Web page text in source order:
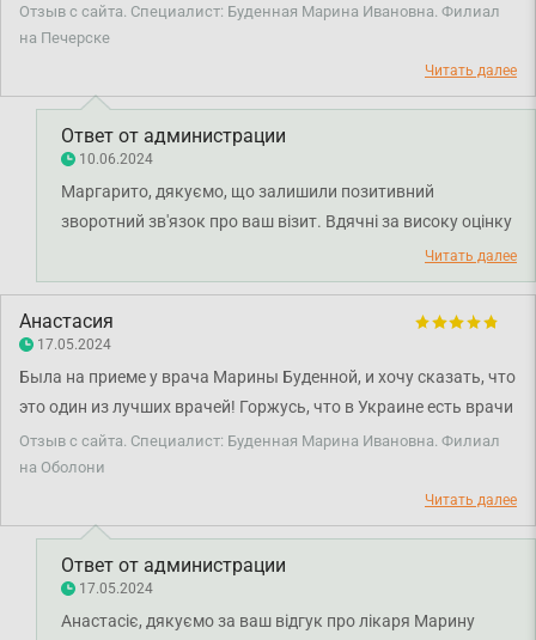
сработали. Клиника тоже ок, проблем не было.
Отзыв с сайта. Специалист: Буденная Марина Ивановна. Филиал
на Печерске
Читать далее
Ответ от администрации
10.06.2024
Маргарито, дякуємо, що залишили позитивний
зворотний зв'язок про ваш візит. Вдячні за високу оцінку
роботи лікаря Будьонної Марини Іванівни. Бажаємо
міцного здоров'я!
Читать далее
Анастасия
17.05.2024
Была на приеме у врача Марины Буденной, и хочу сказать, что
это один из лучших врачей! Горжусь, что в Украине есть врачи
столь высокого уровня и квалификации! Прием прошел очень
хорошо) Врач очень внимательна к пациентам🤗
Отзыв с сайта. Специалист: Буденная Марина Ивановна. Филиал
на Оболони
Читать далее
Ответ от администрации
17.05.2024
Анастасіє, дякуємо за ваш відгук про лікаря Марину